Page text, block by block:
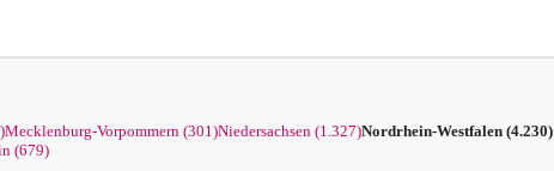
Mecklenburg-Vorpommern (301)Niedersachsen (1.327)Nordrhein-Westfalen (4.230)
(679)